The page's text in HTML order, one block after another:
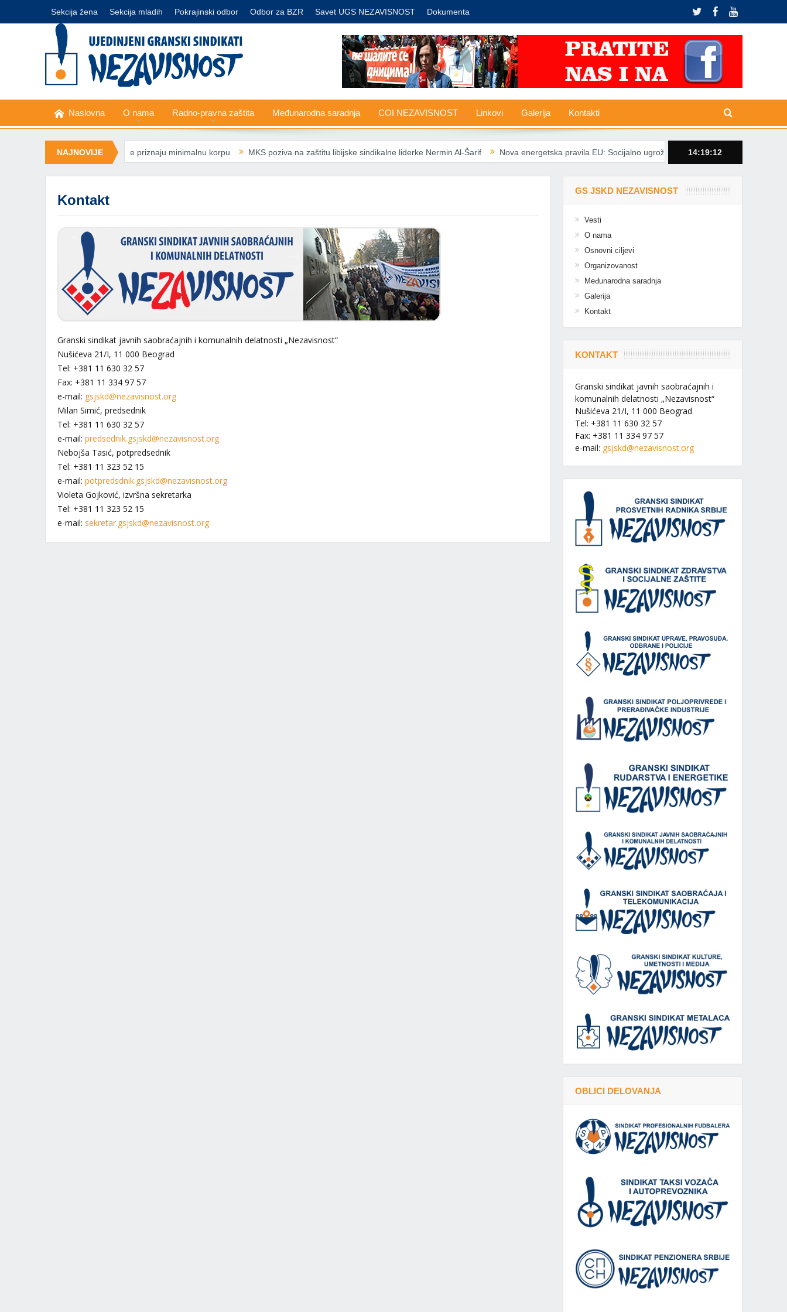
Sekcija žena Sekcija mladih Pokrajinski odbor Odbor za BZR Savet UGS NEZAVISNOST Dokumenta
Naslovna O nama Radno-pravna zaštita Međunarodna saradnja COI NEZAVISNOST Linkovi Galerija Kontakti
NAJNOVIJE
„minimalcu“: Sindikati ne priznaju minimalnu korpu MKS poziva na zaštitu libijske sindikalne liderke Nermin Al-Šarif Nova energetska pravila EU: Socijalno ugroženima zabranjeno isključivanje struje
14:19:13
Kontakt
Granski sindikat javnih saobraćajnih i komunalnih delatnosti „Nezavisnost“
Nušićeva 21/I, 11 000 Beograd
Tel: +381 11 630 32 57
Fax: +381 11 334 97 57
e-mail: gsjskd@nezavisnost.org
Milan Simić, predsednik
Tel: +381 11 630 32 57
e-mail: predsednik.gsjskd@nezavisnost.org
Nebojša Tasić, potpredsednik
Tel: +381 11 323 52 15
e-mail: potpredsdnik.gsjskd@nezavisnost.org
Violeta Gojković, izvršna sekretarka
Tel: +381 11 323 52 15
e-mail: sekretar.gsjskd@nezavisnost.org
GS JSKD NEZAVISNOST
Vesti
O nama
Osnovni ciljevi
Organizovanost
Međunarodna saradnja
Galerija
Kontakt
KONTAKT
Granski sindikat javnih saobraćajnih i
komunalnih delatnosti „Nezavisnost“
Nušićeva 21/I, 11 000 Beograd
Tel: +381 11 630 32 57
Fax: +381 11 334 97 57
e-mail: gsjskd@nezavisnost.org
OBLICI DELOVANJA